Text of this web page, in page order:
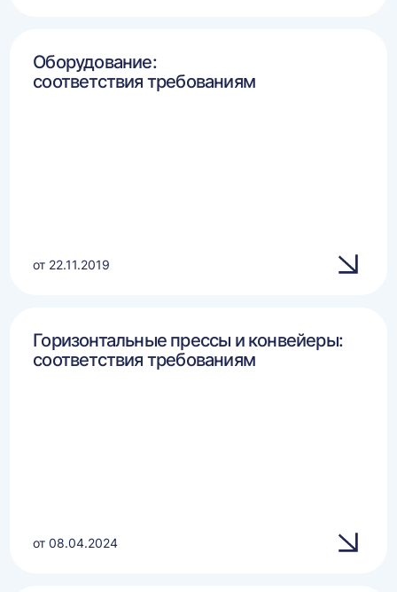
Оборудование:
соответствия требованиям
от 22.11.2019
Горизонтальные прессы и конвейеры:
соответствия требованиям
от 08.04.2024